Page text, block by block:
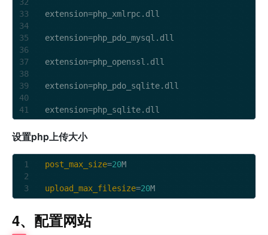
extension=php_xmlrpc.dll
extension=php_pdo_mysql.dll
extension=php_openssl.dll
extension=php_pdo_sqlite.dll
设置php上传大小
post_max_size=20M
upload_max_filesize=20
4、配置网站